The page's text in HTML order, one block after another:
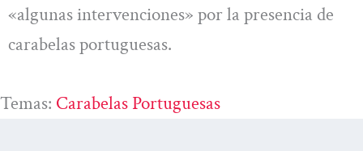
«algunas intervenciones» por la presencia de
carabelas portuguesas.
Temas: Carabelas Portuguesas